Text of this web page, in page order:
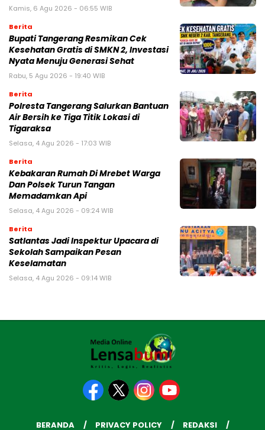
Kamis, 6 Agu 2026 - 06:55 WIB
Berita
‎Bupati Tangerang Resmikan Cek
Kesehatan Gratis di SMKN 2, Investasi
Nyata Menuju Generasi Sehat
Rabu, 5 Agu 2026 - 19:40 WIB
Berita
Polresta Tangerang Salurkan Bantuan
Air Bersih ke Tiga Titik Lokasi di
Tigaraksa
Selasa, 4 Agu 2026 - 17:03 WIB
Berita
Kebakaran Rumah Di Mrebet Warga
Dan Polsek Turun Tangan
Memadamkan Api
Selasa, 4 Agu 2026 - 09:24 WIB
Berita
Satlantas Jadi Inspektur Upacara di
Sekolah Sampaikan Pesan
Keselamatan
Selasa, 4 Agu 2026 - 09:14 WIB
BERANDA PRIVACY POLICY REDAKSI